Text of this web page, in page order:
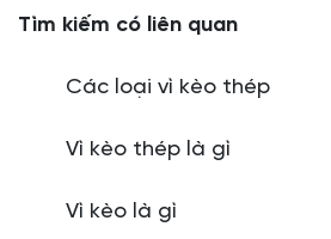
Tìm kiếm có liên quan
Các loại vì kèo thép
Vì kèo thép là gì
Vì kèo là gì